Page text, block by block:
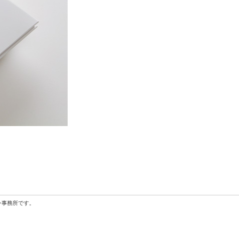
務所です。